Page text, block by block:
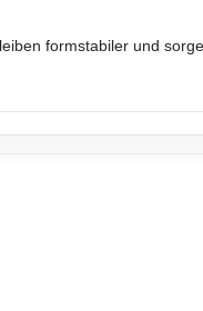
formstabiler und